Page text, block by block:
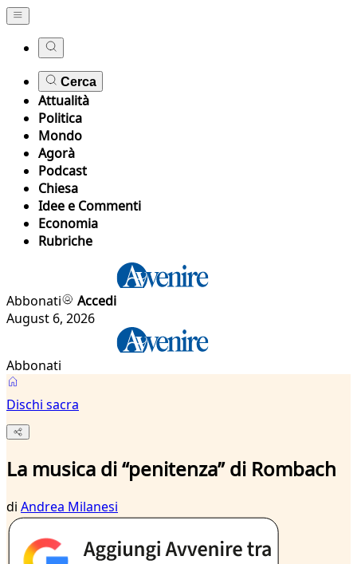
Cerca
Attualità
Politica
Mondo
Agorà
Podcast
Chiesa
Idee e Commenti
Economia
Rubriche
Abbonati
Accedi
August 6, 2026
Abbonati
Dischi sacra
La musica di “penitenza” di Rombach
di Andrea Milanesi